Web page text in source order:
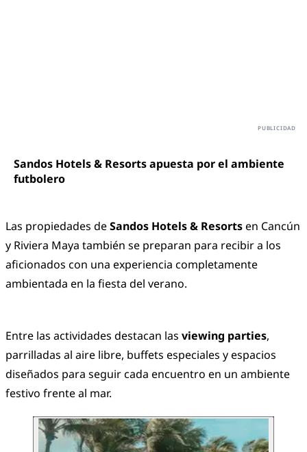
Sandos Hotels & Resorts apuesta por el ambiente
futbolero
Las propiedades deSandos Hotels & Resortsen Cancún
y Riviera Maya también se preparan para recibir a los
aficionados con una experiencia completamente
ambientada en la fiesta del verano.
Entre las actividades destacan las viewing parties,
parrilladas al aire libre, buffets especiales y espacios
diseñados para seguir cada encuentro en un ambiente
festivo frente al mar.